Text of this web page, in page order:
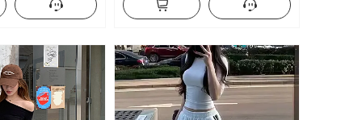
ーズフィット フロアレングス カジュ
アル ズボン